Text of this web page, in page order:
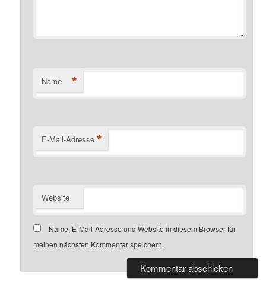
Name *
E-Mail-Adresse *
Website
Name, E-Mail-Adresse und Website in diesem Browser für
meinen nächsten Kommentar speichern.